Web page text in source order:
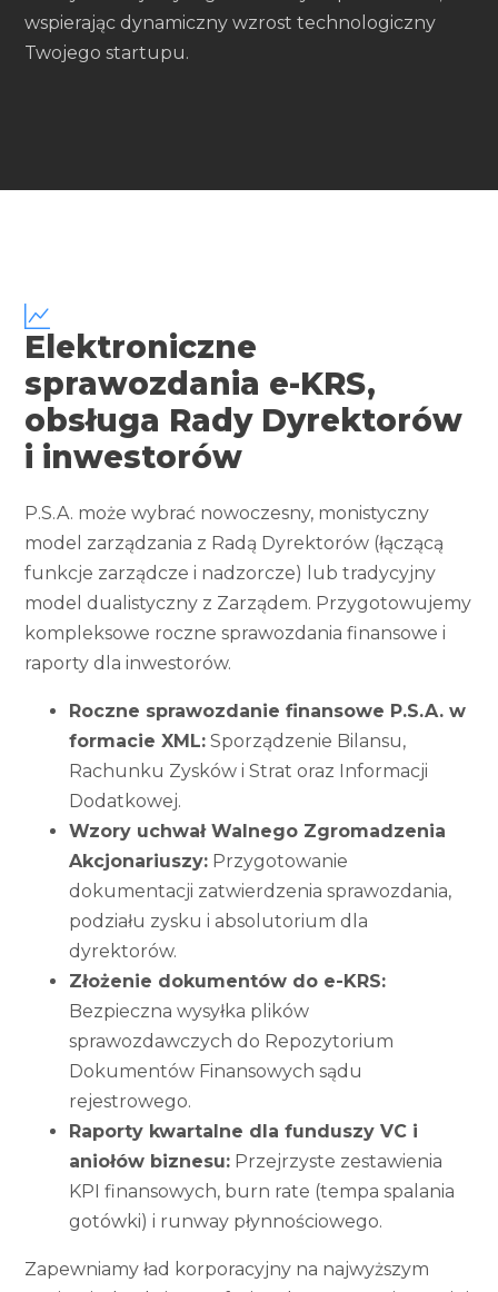
wspierając dynamiczny wzrost technologiczny
Twojego startupu.
Elektroniczne
sprawozdania e-KRS,
obsługa Rady Dyrektorów
i inwestorów
P.S.A. może wybrać nowoczesny, monistyczny
model zarządzania z Radą Dyrektorów (łączącą
funkcje zarządcze i nadzorcze) lub tradycyjny
model dualistyczny z Zarządem. Przygotowujemy
kompleksowe roczne sprawozdania finansowe i
raporty dla inwestorów.
Roczne sprawozdanie finansowe P.S.A. w
formacie XML: Sporządzenie Bilansu,
Rachunku Zysków i Strat oraz Informacji
Dodatkowej.
Wzory uchwał Walnego Zgromadzenia
Akcjonariuszy: Przygotowanie
dokumentacji zatwierdzenia sprawozdania,
podziału zysku i absolutorium dla
dyrektorów.
Złożenie dokumentów do e-KRS:
Bezpieczna wysyłka plików
sprawozdawczych do Repozytorium
Dokumentów Finansowych sądu
rejestrowego.
Raporty kwartalne dla funduszy VC i
aniołów biznesu: Przejrzyste zestawienia
KPI finansowych, burn rate (tempa spalania
gotówki) i runway płynnościowego.
Zapewniamy ład korporacyjny na najwyższym